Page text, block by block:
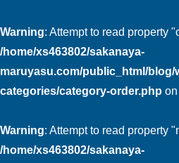
Warning: Attempt to read property
/home/xs463802/sakanaya-
maruyasu.com/public_html/
categories/category-order.php
Warning: Attempt to read property
/home/xs463802/sakanaya-